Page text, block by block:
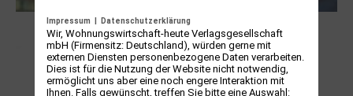
NUKLEUS Kiel
Impressum Datenschutzerklärung
Wir, Wohnungswirtschaft-heute Verlagsgesellschaft
mbH (Firmensitz: Deutschland), würden gerne mit
externen Diensten personenbezogene Daten verarbeiten.
Dies ist für die Nutzung der Website nicht notwendig,
ermöglicht uns aber eine noch engere Interaktion mit
Ihnen. Falls gewünscht, treffen Sie bitte eine Auswahl: